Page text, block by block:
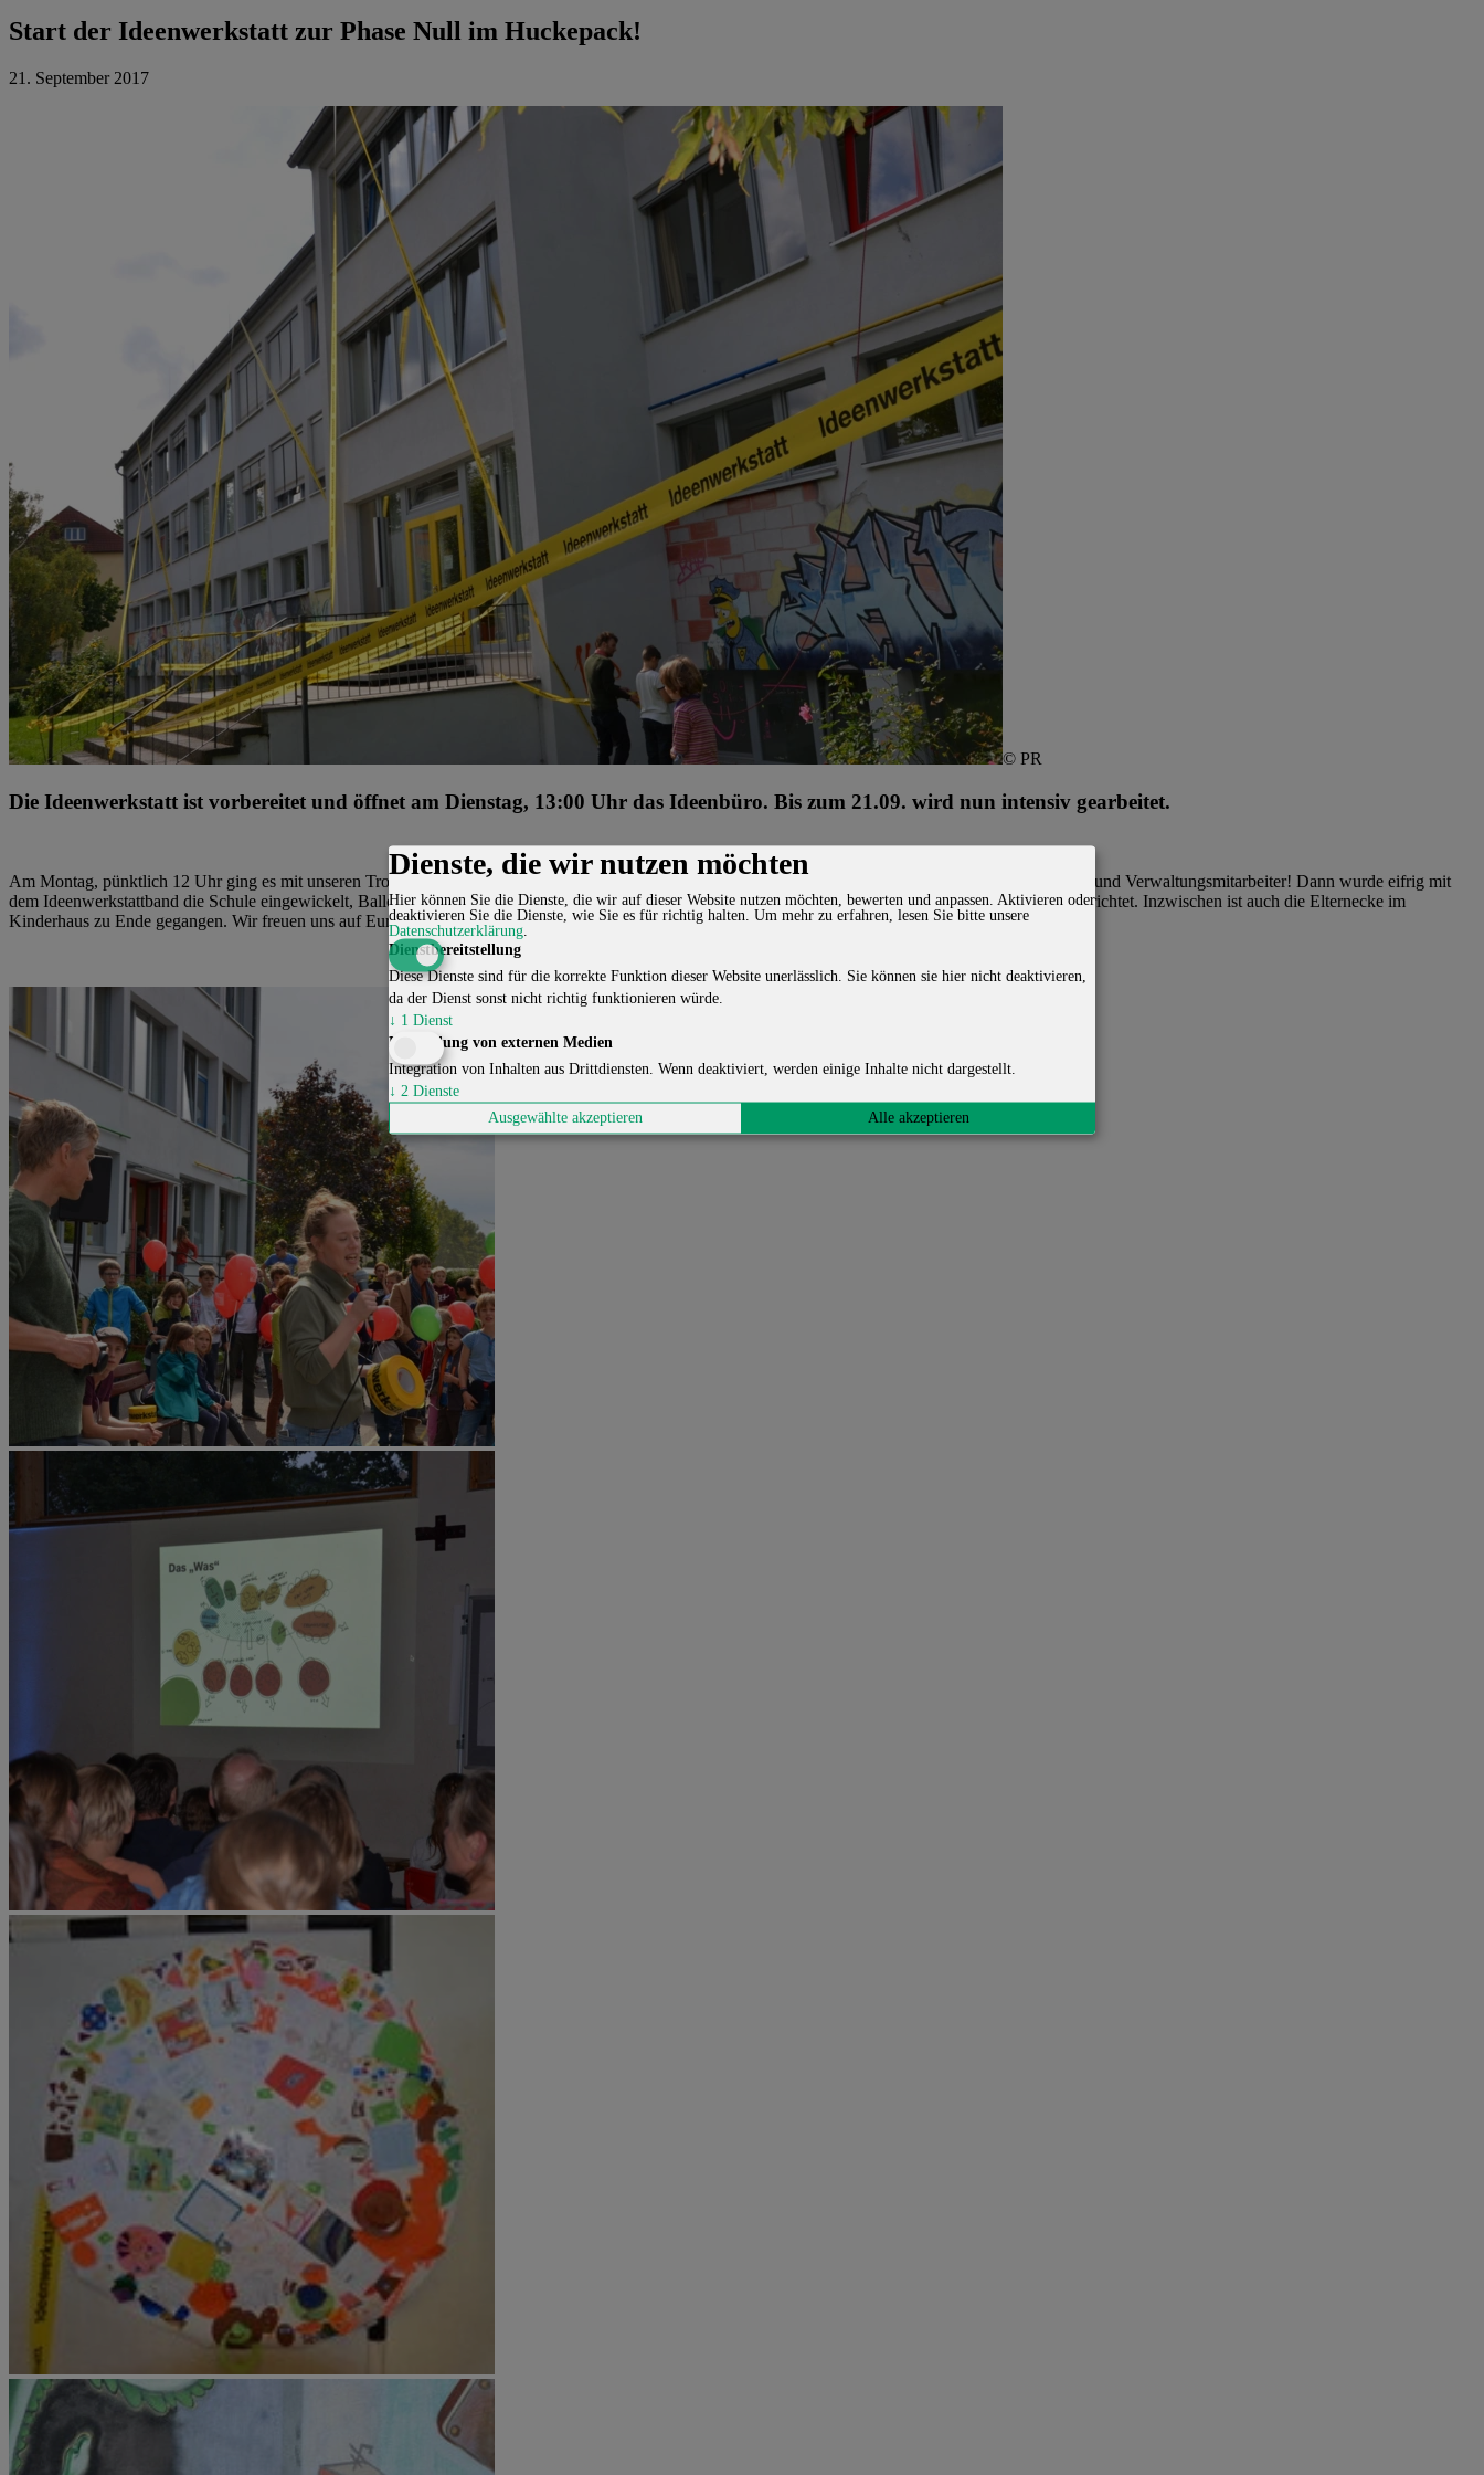
Start der Ideenwerkstatt zur Phase Null im Huckepack!
21. September 2017
© PR
Die Ideenwerkstatt ist vorbereitet und öffnet am Dienstag, 13:00 Uhr das Ideenbüro. Bis zum 21.09. wird nun intensiv gearbeitet.
Am Montag, pünktlich 12 Uhr ging es mit unseren Trommlern los und zahlreich versammelten sich neugierige kleine und große Schüler, Pädagogen, Eltern und Verwaltungsmitarbeiter! Dann wurde eifrig mit
dem Ideenwerkstattband die Schule eingewickelt, Ballons aufgepustet, Ideen und Wünsche an Fenster und glatte Flächen gebracht und das Ideenbüro eingerichtet. Inzwischen ist auch die Elternecke im
Kinderhaus zu Ende gegangen. Wir freuen uns auf Eure Ideen und spannende Tage.
Dienste, die wir nutzen möchten
Hier können Sie die Dienste, die wir auf dieser Website nutzen möchten, bewerten und anpassen. Aktivieren oder
deaktivieren Sie die Dienste, wie Sie es für richtig halten. Um mehr zu erfahren, lesen Sie bitte unsere
Datenschutzerklärung
Dienstbereitstellung
Diese Dienste sind für die korrekte Funktion dieser Website unerlässlich. Sie können sie hier nicht deaktivieren,
da der Dienst sonst nicht richtig funktionieren würde.
↓ 1 Dienst
Einbindung von externen Medien
Integration von Inhalten aus Drittdiensten. Wenn deaktiviert, werden einige Inhalte nicht dargestellt.
↓ 2 Dienste
Ausgewählte akzeptieren
Alle akzeptieren